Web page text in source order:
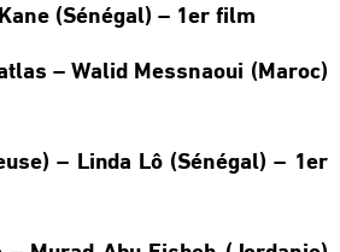
(Sénégal) – 1er film
– Walid Messnaoui (Maroc)
– Linda Lô (Sénégal) – 1er